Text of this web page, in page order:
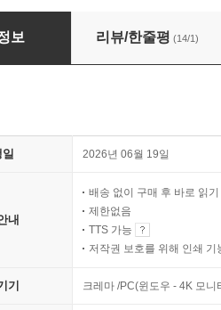
는 것
보 리뷰/한줄평 (14/1)
일 2026년 06월 19일
내
배송 없이 구매 후 바로 읽기
제한없음
TTS 가능
저작권 보호를 위해 인쇄 기
기 크레마 /PC(윈도우 - 4K 모